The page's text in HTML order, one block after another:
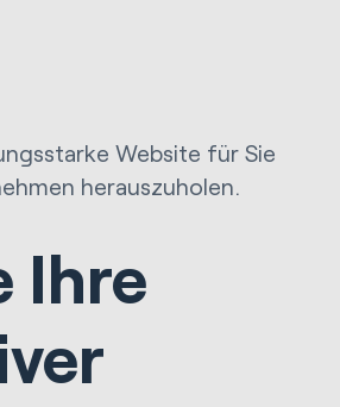
Website für Sie
herauszuholen.
Ihre